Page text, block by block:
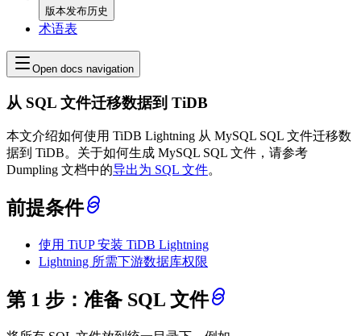
版本发布历史
术语表
Open docs navigation
从 SQL 文件迁移数据到 TiDB
本文介绍如何使用 TiDB Lightning 从 MySQL SQL 文件迁移数
据到 TiDB。关于如何生成 MySQL SQL 文件，请参考
Dumpling 文档中的导出为 SQL 文件。
前提条件
使用 TiUP 安装 TiDB Lightning
Lightning 所需下游数据库权限
第 1 步：准备 SQL 文件